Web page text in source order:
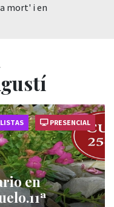
mort' i en
PRESENCIAL
en